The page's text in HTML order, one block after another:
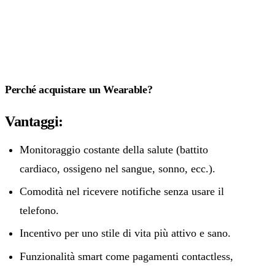
Perché acquistare un Wearable?
Vantaggi:
Monitoraggio costante della salute (battito
cardiaco, ossigeno nel sangue, sonno, ecc.).
Comodità nel ricevere notifiche senza usare il
telefono.
Incentivo per uno stile di vita più attivo e sano.
Funzionalità smart come pagamenti contactless,